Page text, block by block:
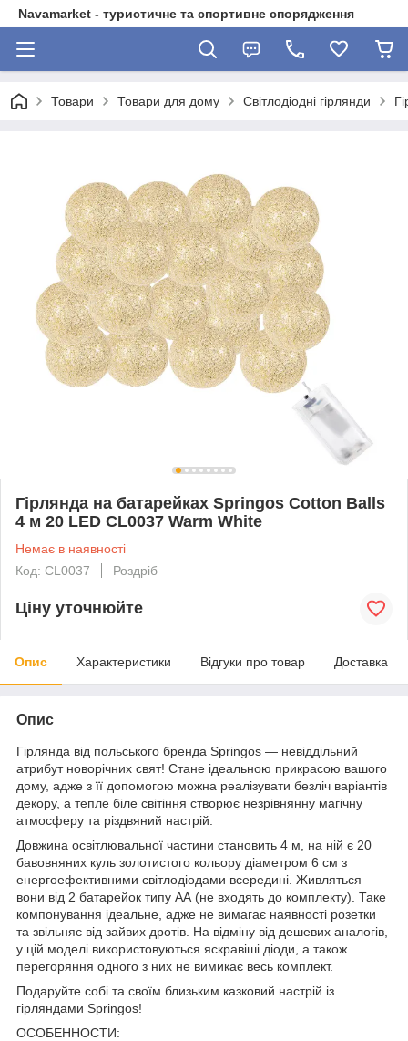
Navamarket - туристичне та спортивне спорядження
Товари Товари для дому Світлодіодні гірлянди
Гірлянда на батарейках Springos Cotton Balls
4 м 20 LED CL0037 Warm White
Немає в наявності
Код: CL0037
Роздріб
Ціну уточнюйте
Опис Характеристики Відгуки про товар Доставка
Опис
Гірлянда від польського бренда Springos — невіддільний
атрибут новорічних свят! Стане ідеальною прикрасою вашого
дому, адже з її допомогою можна реалізувати безліч варіантів
декору, а тепле біле світіння створює незрівнянну магічну
атмосферу та різдвяний настрій.
Довжина освітлювальної частини становить 4 м , на ній є 20
бавовняних куль золотистого кольору діаметром 6 см з
енергоефективними світлодіодами всередині. Живляться
вони від 2 батарейок типу АА (не входять до комплекту). Таке
компонування ідеальне, адже не вимагає наявності розетки
та звільняє від зайвих дротів. На відміну від дешевих аналогів,
у цій моделі використовуються яскравіші діоди, а також
перегоряння одного з них не вимикає весь комплект.
Подаруйте собі та своїм близьким казковий настрій із
гірляндами Springos!
ОСОБЕННОСТИ: